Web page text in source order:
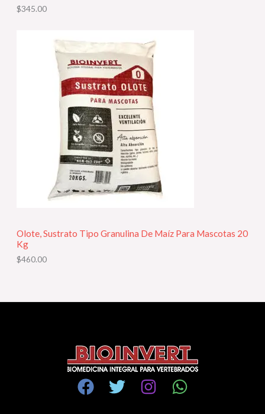
$345.00
Olote, Sustrato Tipo Granulina De Maíz Para Mascotas 20
Kg
$460.00